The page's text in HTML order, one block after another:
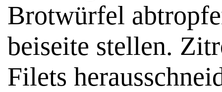
Brotwürfel
beiseite stellen.
Filets